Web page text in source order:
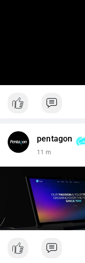
pentagon
11 m